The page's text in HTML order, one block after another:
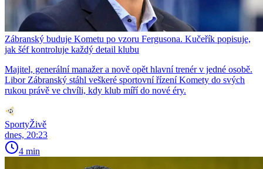
Zábranský buduje Kometu po vzoru Fergusona. Kučeřík popisuje,
jak šéf kontroluje každý detail klubu
Majitel, generální manažer a nově opět hlavní trenér v jedné osobě.
Libor Zábranský stáhl veškeré sportovní řízení Komety do svých
rukou právě ve chvíli, kdy klub míří do nové éry.
SportyŽivě
dnes, 20:23
4 min